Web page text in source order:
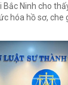
Ninh cho
hóa hồ sơ,